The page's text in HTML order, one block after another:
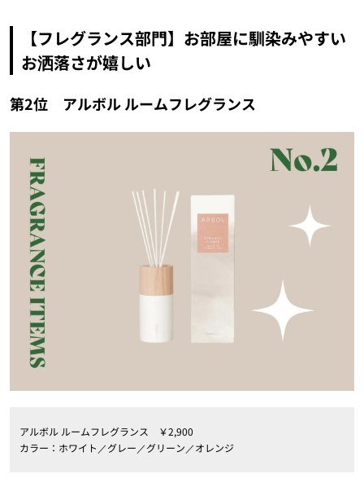
【フレグランス部門】お部屋に馴染みやすい
お洒落さが嬉しい
第2位 アルボル ルームフレグランス
アルボル ルームフレグランス ￥2,900
カラー：ホワイト／グレー／グリーン／オレンジ